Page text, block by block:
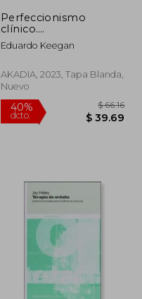
Perfeccionismo
clínico.
Conceptualización y
tratamiento. Guia para
Eduardo Keegan
AKADIA, 2023, Tapa Blanda,
Nuevo